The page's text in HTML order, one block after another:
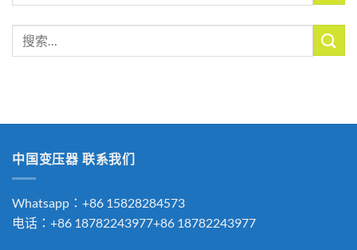
中国变压器 联系我们
Whatsapp：+86 15828284573
电话：+86 18782243977+86 18782243977